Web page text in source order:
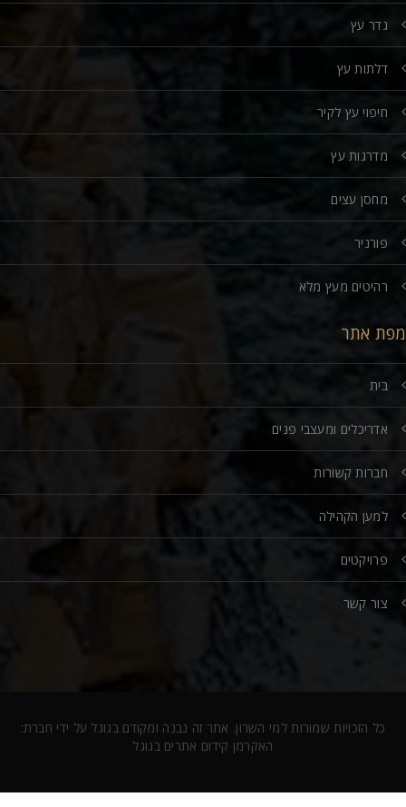
גדר עץ
דלתות עץ
חיפוי עץ לקיר
מדרגות עץ
מחסן עצים
פורניר
רהיטים מעץ מלא
מפת אתר
בית
אדריכלים ומעצבי פנים
חברות קשורות
למען הקהילה
פרויקטים
צור קשר
כל הזכויות שמורות למי השרון. אתר זה נבנה ומקודם בגוגל על ידי חברת:
האקרמן קידום אתרים בגוגל